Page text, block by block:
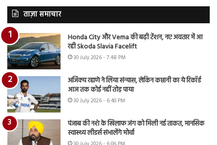
ताज़ा समाचार
Honda City और Verna की बढ़ी टेंशन, नए अवतार में आ
रही Skoda Slavia Facelift
30 July 2026 - 7:48 PM
अजिंक्य रहाणे ने लिया संन्यास, लेकिन कप्तानी का ये रिकॉर्ड
आज तक कोई नहीं तोड़ पाया
30 July 2026 - 6:40 PM
पंजाब की नशे के खिलाफ जंग को मिली नई ताकत, मानसिक
स्वास्थ्य लीडर्स संभालेंगे मोर्चा